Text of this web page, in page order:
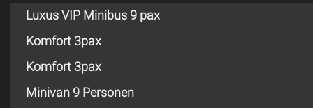
Luxus VIP Minibus 9 pax
Komfort 3pax
Komfort 3pax
Minivan 9 Personen